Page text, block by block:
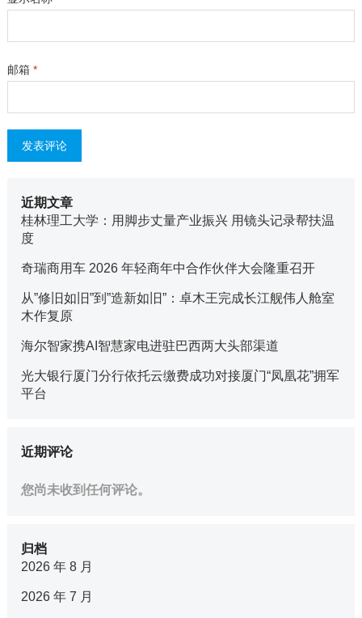
邮箱 *
近期文章
桂林理工大学：用脚步丈量产业振兴 用镜头记录帮扶温
度
奇瑞商用车 2026 年轻商年中合作伙伴大会隆重召开
从”修旧如旧”到”造新如旧”：卓木王完成长江舰伟人舱室
木作复原
海尔智家携AI智慧家电进驻巴西两大头部渠道
光大银行厦门分行依托云缴费成功对接厦门“凤凰花”拥军
平台
近期评论
您尚未收到任何评论。
归档
2026 年 8 月
2026 年 7 月